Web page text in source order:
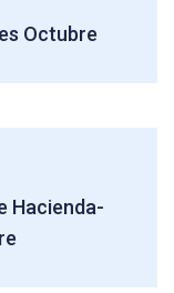
Octubre
Hacienda-